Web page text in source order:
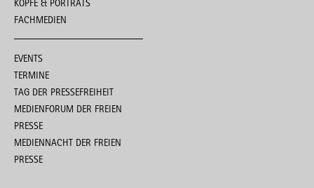
KÖPFE & PORTRÄTS
FACHMEDIEN
EVENTS
TERMINE
TAG DER PRESSEFREIHEIT
MEDIENFORUM DER FREIEN
PRESSE
MEDIENNACHT DER FREIEN
PRESSE